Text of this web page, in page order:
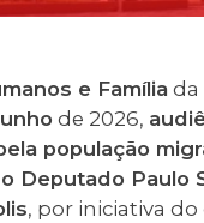
e Família da
de 2026,
população
Deputado Paulo
, por iniciativa